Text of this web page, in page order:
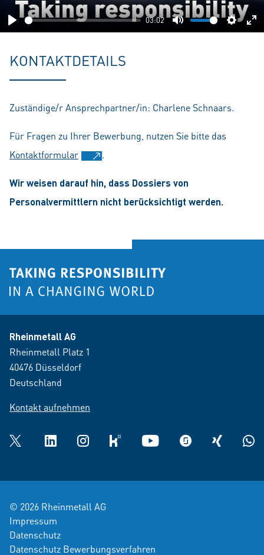
Play
03:02
Mute
KONTAKTDETAILS
Zuständige/r Ansprechpartner/in: Charlene Schnaars.
Für Fragen zu Ihrer Bewerbung, nutzen Sie bitte das
Kontaktformular
.
Wir weisen darauf hin, dass Dossiers von
Personalvermittlern nicht berücksichtigt werden.
Rheinmetall AG
Rheinmetall Platz 1
40476 Düsseldorf
Deutschland
Kontakt aufnehmen
Twitter LinkedInInstagramkununu YouTube glassdoorXING
© 2026 Rheinmetall AG
Impressum
Datenschutz
Datenschutz Bewerbungsverfahren